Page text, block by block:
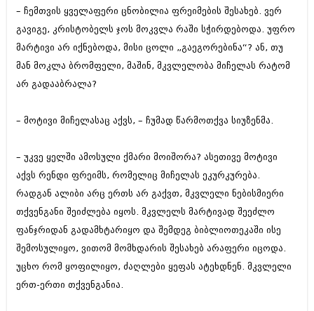
ივნისი 2010 (685)
აპრილი 2010 (229)
მარტი 2010 (454)
თებერვალი 2010 (421)
დეკემბერი 2009 (510)
ოქტომბერი 2009 (382)
ივლისი 2009 (118)
თებერვალი 0216 (1)
დეკემბერი 0215 (1)
აგვისტო 0215 (2)
აგვისტო 0212 (1)
ივნისი 0212 (2)
– ჩემთვის ყველაფერი ცნობილია ფრეიმების შესახებ. ვერ
გავიგე, კრისტობელს ჯოს მოკვლა რაში სჭირდებოდა. უფრო
მარტივი არ იქნებოდა, მისი ცოლი „გაეგორებინა“? ან, თუ
მან მოკლა ბრომფელი, მაშინ, მკვლელობა მიჩელას რატომ
არ გადააბრალა?
– მოტივი მიჩელასაც აქვს, – ჩუმად წარმოთქვა სიუზენმა.
– უკვე ყელში ამოსული ქმარი მოიშორა? ასეთივე მოტივი
აქვს რენდი ფრეიმს, რომელიც მიჩელას ეკურკურება.
რადგან ალიბი არც ერთს არ გაქვთ, მკვლელი ნებისმიერი
თქვენგანი შეიძლება იყოს. მკვლელს მარტივად შეეძლო
ფანჯრიდან გადამხტარიყო და შემდეგ ბიბლიოთეკაში ისე
შემოსულიყო, ვითომ მომხდარის შესახებ არაფერი იცოდა.
უცხო რომ ყოფილიყო, ძაღლები ყეფას ატეხდნენ. მკვლელი
ერთ-ერთი თქვენგანია.